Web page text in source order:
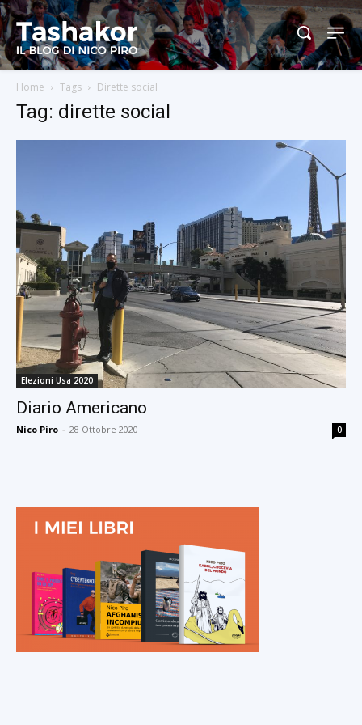
Home Tags Dirette social
Tag: dirette social
Elezioni Usa 2020
Diario Americano
Nico Piro - 28 Ottobre 2020 0